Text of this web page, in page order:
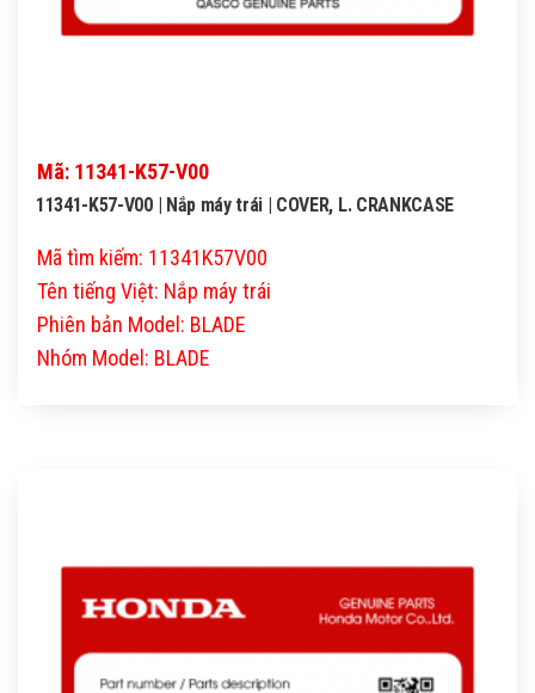
Mã: 11341-K57-V00
11341-K57-V00 | Nắp máy trái | COVER, L. CRANKCASE
Mã tìm kiếm: 11341K57V00
Tên tiếng Việt: Nắp máy trái
Phiên bản Model: BLADE
Nhóm Model: BLADE